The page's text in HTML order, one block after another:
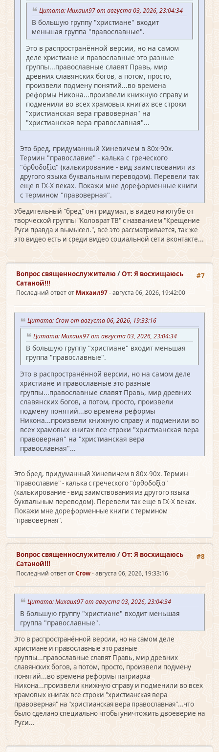
Цитата: Михаил97 от августа 03, 2026, 23:04:34
В большую группу "христиане" входит
меньшая группа "православные".
Это в распространённой версии, но на самом
деле христиане и православные это разные
группы...православные славят Правь, мир
древних славянских богов, а потом, просто,
произвели подмену понятий...во времена
реформы Никона...произвели книжную справу и
подменили во всех храмовых книгах все строки
"христианская вера правоверная" на
"христианская вера православная"...
Это бред, придуманный Хиневичем в 80х-90х.
Термин "православие" - калька с греческого
"ὀρθοδοξία" (калькирование - вид заимствования из
другого языка буквальным переводом). Перевели так
еще в IX-X веках. Покажи мне дореформенные книги
с термином "правоверная".
Убедительный "бред" он придумал, в видео на ютубе от
творческой группы "Коловрат ТВ" с названием "Крещение
Руси правда и вымысел.", всё это рассматривается, так же
это видео есть и среди видео социальной сети вконтакте...
#7
Вопрос священно­служителю /От: Я восхищаюсь
Сатаной!!!
Последний ответ от Михаил97- августа 06, 2026, 19:42:00
Цитата: Crow от августа 06, 2026, 19:33:16
Цитата: Михаил97 от августа 03, 2026, 23:04:34
В большую группу "христиане" входит меньшая
группа "православные".
Это в распространённой версии, но на самом деле
христиане и православные это разные
группы...православные славят Правь, мир древних
славянских богов, а потом, просто, произвели
подмену понятий...во времена реформы
Никона...произвели книжную справу и подменили во
всех храмовых книгах все строки "христианская вера
правоверная" на "христианская вера
православная"...
Это бред, придуманный Хиневичем в 80х-90х. Термин
"православие" - калька с греческого "ὀρθοδοξία"
(калькирование - вид заимствования из другого языка
буквальным переводом). Перевели так еще в IX-X веках.
Покажи мне дореформенные книги с термином
"правоверная".
#8
Вопрос священно­служителю /От: Я восхищаюсь
Сатаной!!!
Последний ответ отCrow- августа 06, 2026, 19:33:16
Цитата: Михаил97 от августа 03, 2026, 23:04:34
В большую группу "христиане" входит меньшая
группа "православные".
Это в распространённой версии, но на самом деле
христиане и православные это разные
группы...православные славят Правь, мир древних
славянских богов, а потом, просто, произвели подмену
понятий...во времена реформы патриарха
Никона...произвели книжную справу и подменили во всех
храмовых книгах все строки "христианская вера
правоверная" на "христианская вера православная"...что
было сделано специально чтобы уничтожить двоеверие на
Руси...